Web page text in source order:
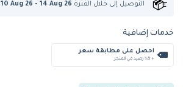
التوصيل إلى خلال الفترة 10 Aug 26 - 14 Aug 26
خدمات إضافية
احصل على مطابقة سعر
+ %5 رصيد في المتجر